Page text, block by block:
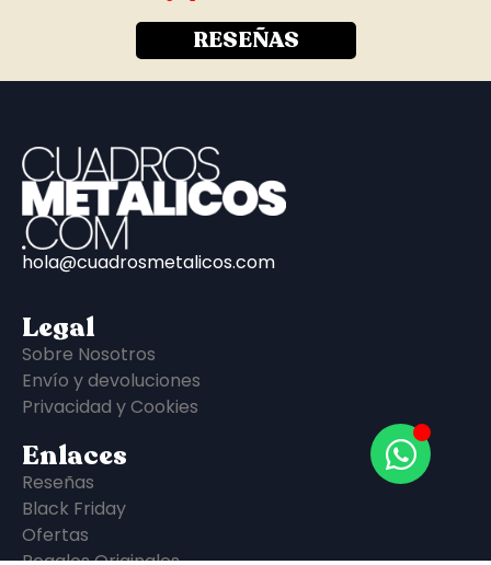
RESEÑAS
hola@cuadrosmetalicos.com
Legal
Sobre Nosotros
Envío y devoluciones
Privacidad y Cookies
Enlaces
Reseñas
Black Friday
Ofertas